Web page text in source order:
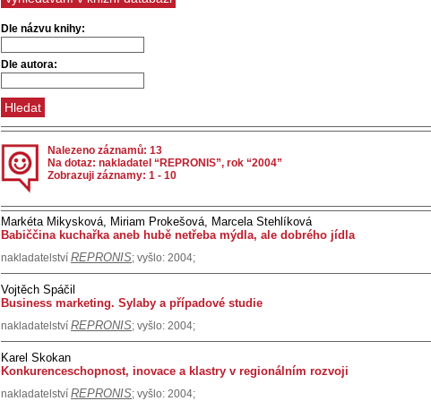
Dle názvu knihy:
Dle autora:
Nalezeno záznamů: 13
Na dotaz: nakladatel “REPRONIS”, rok “2004”
Zobrazuji záznamy: 1 - 10
Markéta Mikysková, Miriam Prokešová, Marcela Stehlíková
Babiččina kuchařka aneb hubě netřeba mýdla, ale dobrého jídla
nakladatelství REPRONIS; vyšlo: 2004;
Vojtěch Spáčil
Business marketing. Sylaby a případové studie
nakladatelství REPRONIS; vyšlo: 2004;
Karel Skokan
Konkurenceschopnost, inovace a klastry v regionálním rozvoji
nakladatelství REPRONIS; vyšlo: 2004;